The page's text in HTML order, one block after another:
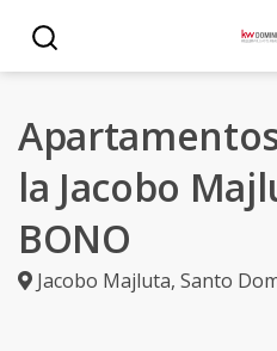
la Jacobo
BONO
Jacobo Majluta, Santo